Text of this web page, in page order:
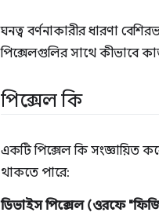
ঘনত্ব বর্ণনাকারীর ধারণা
পিক্সেলগুলির সাথে কীভাবে
পিক্সেল কি
একটি পিক্সেল কি সংজ্ঞায়িত
থাকতে পারে:
ডিভাইস পিক্সেল (ওরফে